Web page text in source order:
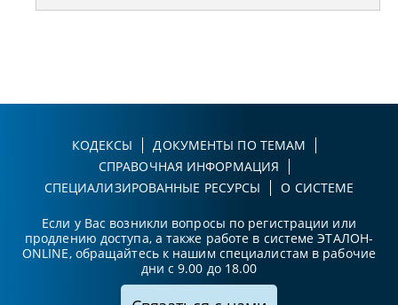
КОДЕКСЫ
ДОКУМЕНТЫ ПО ТЕМАМ
СПРАВОЧНАЯ ИНФОРМАЦИЯ
СПЕЦИАЛИЗИРОВАННЫЕ РЕСУРСЫ
О СИСТЕМЕ
Если у Вас возникли вопросы по регистрации или
продлению доступа, а также работе в системе ЭТАЛОН-
ONLINE, обращайтесь к нашим специалистам в рабочие
дни с 9.00 до 18.00